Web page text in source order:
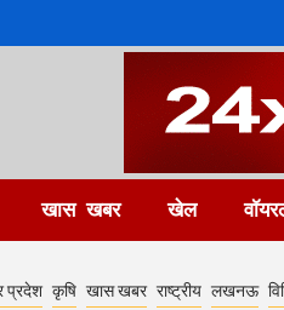
खास खबर खेल
प्रदेश कृषि खास खबर राष्ट्रीय लखनऊ